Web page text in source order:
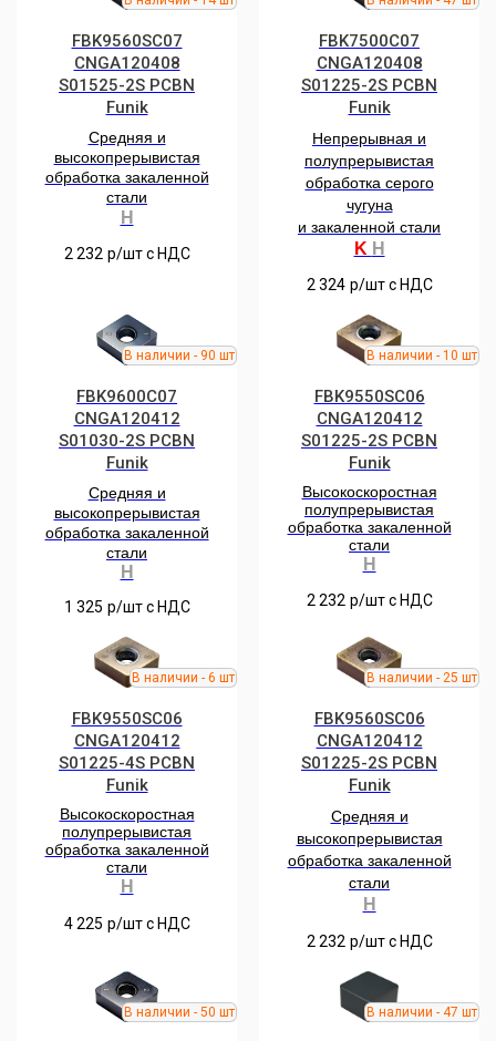
FBK9560SC07
CNGA120408
S01525-2S PCBN
Funik
Средняя и
высокопрерывистая
обработка закаленной
стали
H
2 232 р/шт c НДС
FBK7500С07
CNGA120408
S01225-2S РCBN
Funik
Непрерывная и
полупрерывистая
обработка серого
чугуна
и закаленной стали
K H
2 324 р/шт c НДС
FBK9600C07
CNGA120412
S01030-2S РCBN
Funik
Средняя и
высокопрерывистая
обработка закаленной
стали
H
1 325 р/шт c НДС
FBK9550SC06
CNGA120412
S01225-2S PCBN
Funik
Высокоскоростная
полупрерывистая
обработка закаленной
стали
H
2 232 р/шт c НДС
FBK9550SC06
CNGA120412
S01225-4S PCBN
Funik
Высокоскоростная
полупрерывистая
обработка закаленной
стали
H
4 225 р/шт c НДС
FBK9560SC06
CNGA120412
S01225-2S PCBN
Funik
Средняя и
высокопрерывистая
обработка закаленной
стали
H
2 232 р/шт c НДС